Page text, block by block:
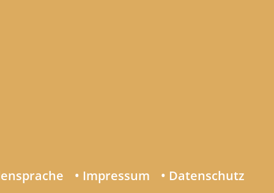
• Impressum • Datenschutz